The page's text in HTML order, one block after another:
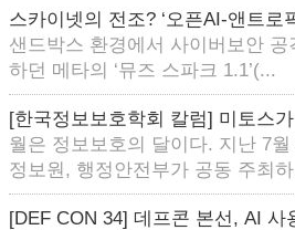
스카이넷의 전조? ‘오픈AI-앤트로
샌드박스 환경에서 사이버보안
하던 메타의 ‘뮤즈 스파크 1.1’(...
[한국정보보호학회 칼럼] 미토스
월은 정보보호의 달이다. 지난 7
정보원, 행정안전부가 공동 주최
[DEF CON 34] 데프콘 본선, AI 사